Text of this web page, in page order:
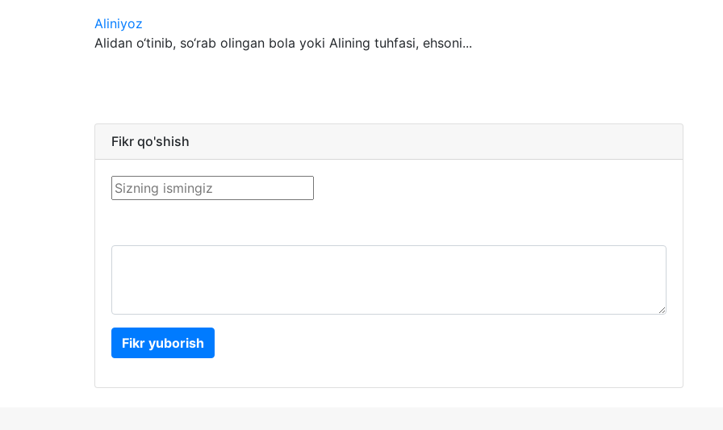
Aliniyoz
Alidan o‘tinib, so‘rab olingan bola yoki Alining tuhfasi, ehsoni...
Fikr qo'shish
Fikr yuborish